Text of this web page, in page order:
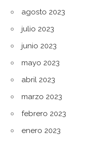
agosto 2023
julio 2023
junio 2023
mayo 2023
abril 2023
marzo 2023
febrero 2023
enero 2023